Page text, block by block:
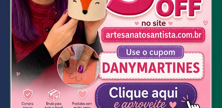
Lapiseira
Marcadores coloridos
Verniz
Baixar Molde